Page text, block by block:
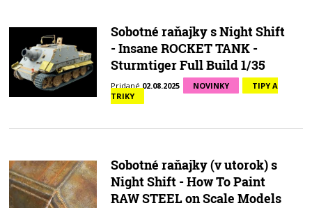
Sobotné raňajky s Night Shift
- Insane ROCKET TANK -
Sturmtiger Full Build 1/35
Pridané02.08.2025 NOVINKY
TIPY A
TRIKY
Sobotné raňajky (v utorok) s
Night Shift - How To Paint
RAW STEEL on Scale Models